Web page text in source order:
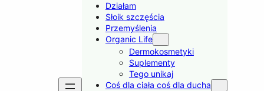
Działam
Słoik szczęścia
Przemyślenia
Organic Life
Dermokosmetyki
Suplementy
Tego unikaj
Coś dla ciała coś dla ducha